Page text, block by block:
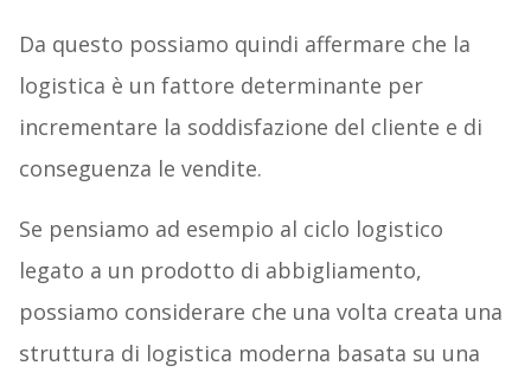
Da questo possiamo quindi affermare che la
logistica è un fattore determinante per
incrementare la soddisfazione del cliente e di
conseguenza le vendite.
Se pensiamo ad esempio al ciclo logistico
legato a un prodotto di abbigliamento,
possiamo considerare che una volta creata una
struttura di logistica moderna basata su una